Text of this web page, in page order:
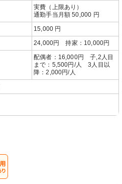
実費（上限あり）
通勤手当月額 50,000 円
15,000 円
24,000円 持家：10,000円
配偶者：16,000円 子,2人目
まで：5,500円/人 3人目以
降：2,000円/人